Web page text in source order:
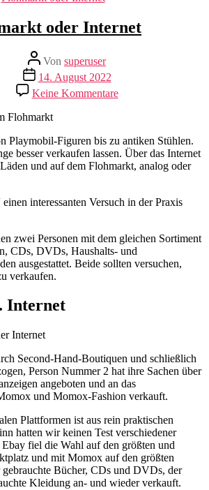
oder Internet
Beitragsautor
Von superuser
Veröffentlichungsdatum
14. August 2022
Keine Kommentarezu
Flohmarkt
Playmobil-Figuren bis zu antiken Stühlen.
besser verkaufen lassen. Über das Internet
und auf dem Flohmarkt, analog oder
einen interessanten Versuch in der Praxis
zwei Personen mit dem gleichen Sortiment
CDs, DVDs, Haushalts- und
ausgestattet. Beide sollten versuchen,
verkaufen.
Internet
Second-Hand-Boutiquen und schließlich
Person Nummer 2 hat ihre Sachen über
angeboten und an das
und Momox-Fashion verkauft.
Plattformen ist aus rein praktischen
hatten wir keinen Test verschiedener
fiel die Wahl auf den größten und
und mit Momox auf den größten
Bücher, CDs und DVDs, der
Kleidung an- und wieder verkauft.